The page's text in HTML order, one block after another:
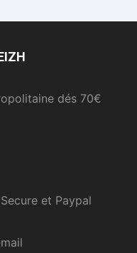
dés 70€
et Paypal